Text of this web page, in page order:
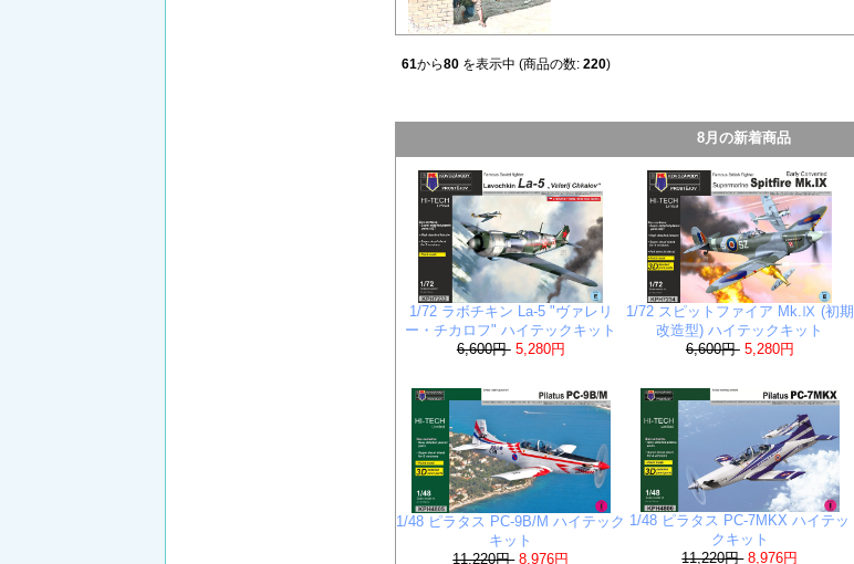
61から80を表示中 (商品の数: 220)
8月の新着商品
1/72 ラボチキン La-5 "ヴァレリ
ー・チカロフ" ハイテックキット
6,600円 5,280円
1/72 スピットファイア Mk.Ⅸ (初期
改造型) ハイテックキット
6,600円 5,280円
1/48 ピラタス PC-9B/M ハイテック
キット
11,220円 8,976円
1/48 ピラタス PC-7MKX ハイテッ
クキット
11,220円 8,976円